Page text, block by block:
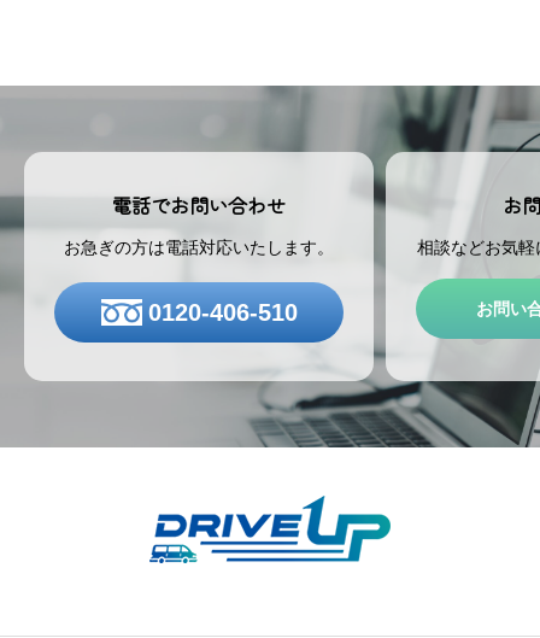
電話でお問い合わせ
お急ぎの方は電話対応いたします。
0120-406-510
お
相談などお気
お問い